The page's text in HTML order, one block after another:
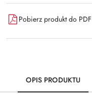
Pobierz produkt do PDF
OPIS PRODUKTU